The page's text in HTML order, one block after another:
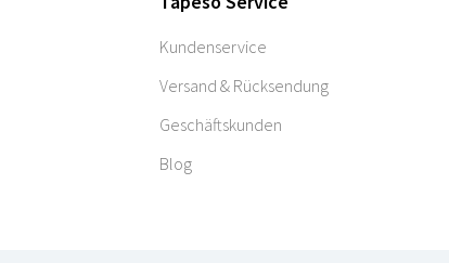
Kundenservice
Versand & Rücksendung
Geschäftskunden
Blog